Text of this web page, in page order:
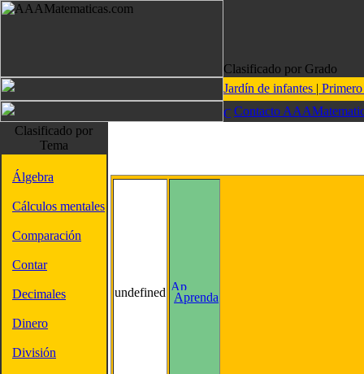
Clasificado por Grado
Jardín de infantes |
Contacto
Clasificado por
Tema
Álgebra
Cálculos mentales
Comparación
Contar
Decimales
Dinero
División
undefined Aprenda